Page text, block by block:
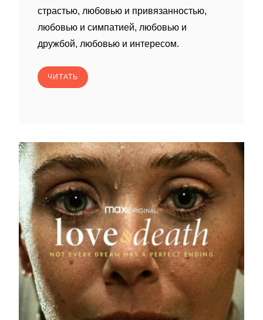
страстью, любовью и привязанностью,
любовью и симпатией, любовью и
дружбой, любовью и интересом.
ЧИТАТЬ